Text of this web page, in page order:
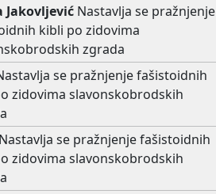
Jakovljević Nastavlja se pražnjenje
kibli po zidovima
zgrada
se pražnjenje fašistoidnih
zidovima slavonskobrodskih
Nastavlja se pražnjenje fašistoidnih
zidovima slavonskobrodskih